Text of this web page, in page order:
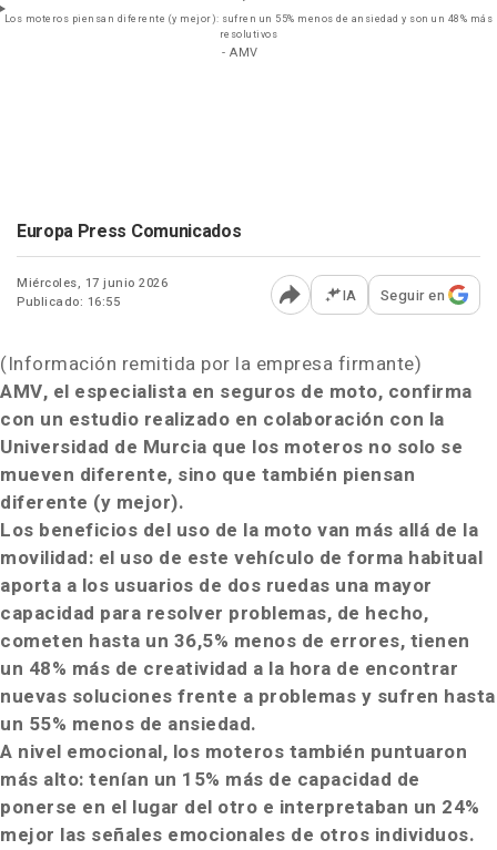
Los moteros piensan diferente (y mejor): sufren un 55% menos de ansiedad y son un 48% más
resolutivos
- AMV
Europa Press Comunicados
Miércoles, 17 junio 2026
Publicado: 16:55
Abrir opciones para
IA Seguir en
(Información remitida por la empresa firmante)
AMV, el especialista en seguros de moto, confirma
con un estudio realizado en colaboración con la
Universidad de Murcia que los moteros no solo se
mueven diferente, sino que también piensan
diferente (y mejor).
Los beneficios del uso de la moto van más allá de la
movilidad: el uso de este vehículo de forma habitual
aporta a los usuarios de dos ruedas una mayor
capacidad para resolver problemas, de hecho,
cometen hasta un 36,5% menos de errores, tienen
un 48% más de creatividad a la hora de encontrar
nuevas soluciones frente a problemas y sufren hasta
un 55% menos de ansiedad.
A nivel emocional, los moteros también puntuaron
más alto: tenían un 15% más de capacidad de
ponerse en el lugar del otro e interpretaban un 24%
mejor las señales emocionales de otros individuos.